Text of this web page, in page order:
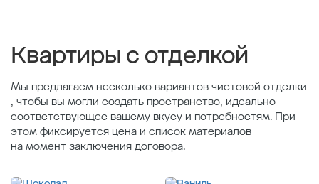
Квартиры с отделкой
Мы предлагаем несколько вариантов чистовой отделки
, чтобы вы могли создать пространство, идеально
соответствующее вашему вкусу и потребностям. При
этом фиксируется цена и список материалов
на момент заключения договора.